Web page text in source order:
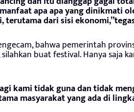
apa apa yang dinikmati
terutama dari sisi
bahwa pemerintah
buat festival. Hanya saja
kami tidak guna dan tidak
masyarakat yang ada di